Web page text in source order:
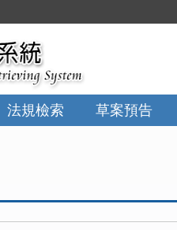
法規檢索 草案預告